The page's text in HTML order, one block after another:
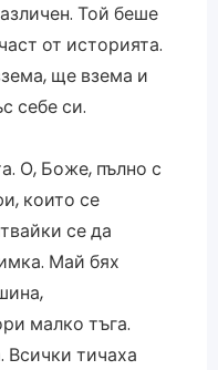
Той беше
от историята.
ще взема и
себе си.
О, Боже, пълно с
които се
се да
Май бях
малко тъга.
тичаха